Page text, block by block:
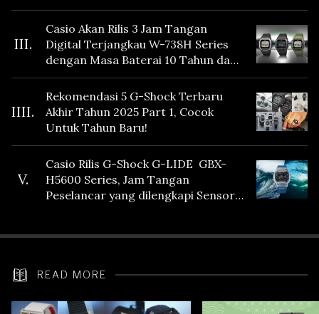
III.
Casio Akan Rilis 3 Jam Tangan
Digital Terjangkau W-738H Series
dengan Masa Baterai 10 Tahun dan
Fitur Vibration
IIII.
Rekomendasi 5 G-Shock Terbaru
Akhir Tahun 2025 Part 1, Cocok
Untuk Tahun Baru!
V.
Casio Rilis G-Shock G-LIDE GBX-
H5600 Series, Jam Tangan
Peselancar yang dilengkapi Sensor
READ MORE